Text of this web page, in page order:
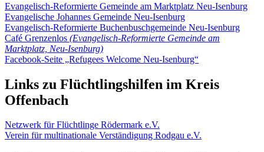
Evangelisch-Reformierte Gemeinde am Marktplatz Neu-Isenburg
Evangelische Johannes Gemeinde Neu-Isenburg
Evangelisch-Reformierte Buchenbuschgemeinde Neu-Isenburg
Café Grenzenlos (Evangelisch-Reformierte Gemeinde am
Marktplatz, Neu-Isenburg)
Facebook-Seite „Refugees Welcome Neu-Isenburg“
Links zu Flüchtlingshilfen im Kreis
Offenbach
Netzwerk für Flüchtlinge Rödermark e.V.
Verein für multinationale Verständigung Rodgau e.V.